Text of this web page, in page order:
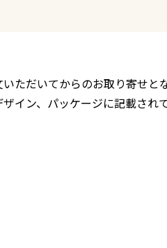
ただいてからのお取り寄せとな
イン、パッケージに記載され